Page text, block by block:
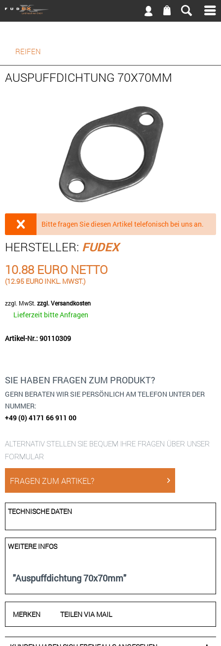
REIFEN
AUSPUFFDICHTUNG 70X70MM
Bitte fragen Sie diesen Artikel telefonisch bei uns an.
HERSTELLER: FUDEX
10.88 EURO NETTO
(12.95 EURO INKL. MWST.)
zzgl. MwSt. zzgl. Versandkosten
Lieferzeit bitte Anfragen
Artikel-Nr.: 90110309
SIE HABEN FRAGEN ZUM PRODUKT?
GERN BERATEN WIR SIE PERSÖNLICH AM TELEFON UNTER DER
NUMMER:
+49 (0) 4171 66 911 00
ALTERNATIV STELLEN SIE BEQUEM IHRE FRAGEN ÜBER UNSER
FORMULAR
FRAGEN ZUM ARTIKEL?
TECHNISCHE DATEN
WEITERE INFOS
"Auspuffdichtung 70x70mm"
MERKEN TEILEN VIA MAIL